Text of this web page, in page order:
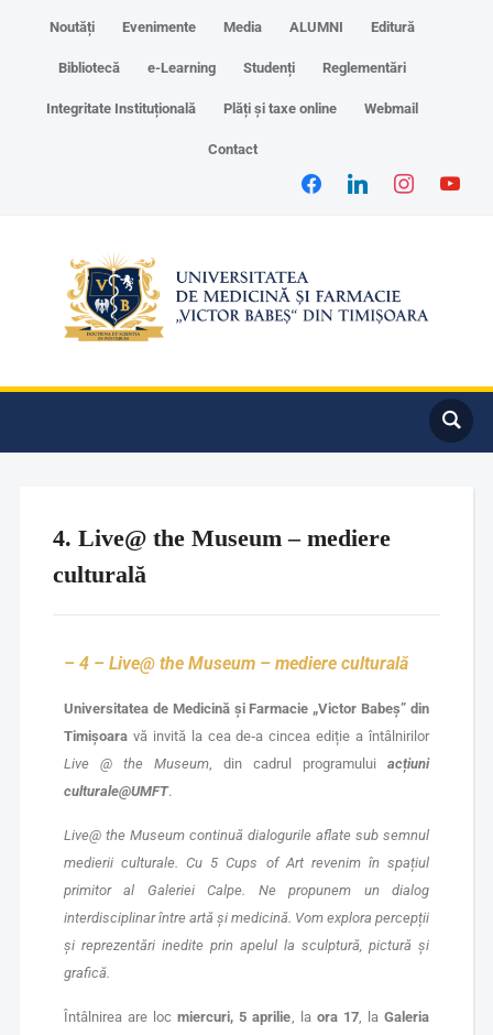
Noutăți Evenimente Media ALUMNI Editură
Bibliotecă e-Learning Studenți Reglementări
Integritate Instituțională Plăți și taxe online Webmail
Contact
4. Live@ the Museum – mediere
culturală
– 4 – Live@ the Museum – mediere culturală
Universitatea de Medicină și Farmacie „Victor Babeș” din
Timișoaravă invită la cea de‑a cincea ediție a întâlnirilor
Live @ the Museum, din cadrul programuluiacțiuni
culturale@UMFT.
Live@ the Museumcontinuă dialogurile aflate sub semnul
medierii culturale. Cu5 Cups of Artrevenim în spațiul
primitor al Galeriei Calpe. Ne propunem un dialog
interdisciplinar între artă și medicină. Vom explora percepții
și reprezentări inedite prin apelul la sculptură, pictură și
grafică.
Întâlnirea are locmiercuri, 5 aprilie, la ora 17, laGaleria